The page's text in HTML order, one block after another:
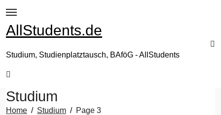
Inhalt
springen
AllStudents.de
Studium, Studienplatztausch, BAföG - AllStudents
Studium
Home Studium Page 3